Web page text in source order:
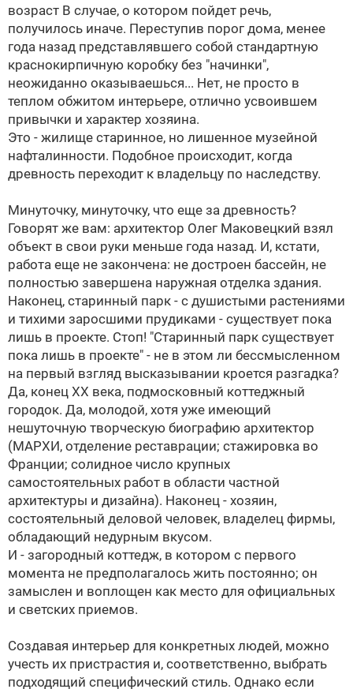
возраст В случае, о котором пойдет речь,
получилось иначе. Переступив порог дома, менее
года назад представлявшего собой стандартную
краснокирпичную коробку без "начинки",
неожиданно оказываешься... Нет, не просто в
теплом обжитом интерьере, отлично усвоившем
привычки и характер хозяина.
Это - жилище старинное, но лишенное музейной
нафталинности. Подобное происходит, когда
древность переходит к владельцу по наследству.
Минуточку, минуточку, что еще за древность?
Говорят же вам: архитектор Олег Маковецкий взял
объект в свои руки меньше года назад. И, кстати,
работа еще не закончена: не достроен бассейн, не
полностью завершена наружная отделка здания.
Наконец, старинный парк - с душистыми растениями
и тихими заросшими прудиками - существует пока
лишь в проекте. Стоп! "Старинный парк существует
пока лишь в проекте" - не в этом ли бессмысленном
на первый взгляд высказывании кроется разгадка?
Да, конец XX века, подмосковный коттеджный
городок. Да, молодой, хотя уже имеющий
нешуточную творческую биографию архитектор
(МАРХИ, отделение реставрации; стажировка во
Франции; солидное число крупных
самостоятельных работ в области частной
архитектуры и дизайна). Наконец - хозяин,
состоятельный деловой человек, владелец фирмы,
обладающий недурным вкусом.
И - загородный коттедж, в котором с первого
момента не предполагалось жить постоянно; он
замыслен и воплощен как место для официальных
и светских приемов.
Создавая интерьер для конкретных людей, можно
учесть их пристрастия и, соответственно, выбрать
подходящий специфический стиль. Однако если